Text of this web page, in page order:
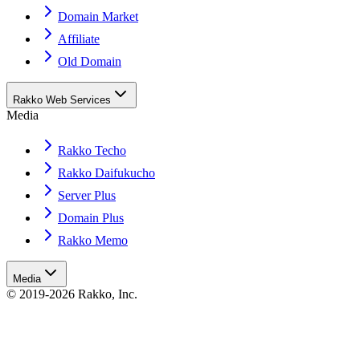
Domain Market
Affiliate
Old Domain
Rakko Web Services
Media
Rakko Techo
Rakko Daifukucho
Server Plus
Domain Plus
Rakko Memo
Media
© 2019-2026 Rakko, Inc.